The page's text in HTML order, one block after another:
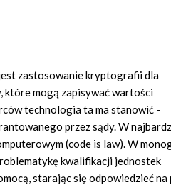
zastosowanie kryptografii dla
które mogą zapisywać wartości
technologia ta ma stanowić -
przez sądy. W
(code is law). W
kwalifikacji jednostek
starając się odpowiedzieć na